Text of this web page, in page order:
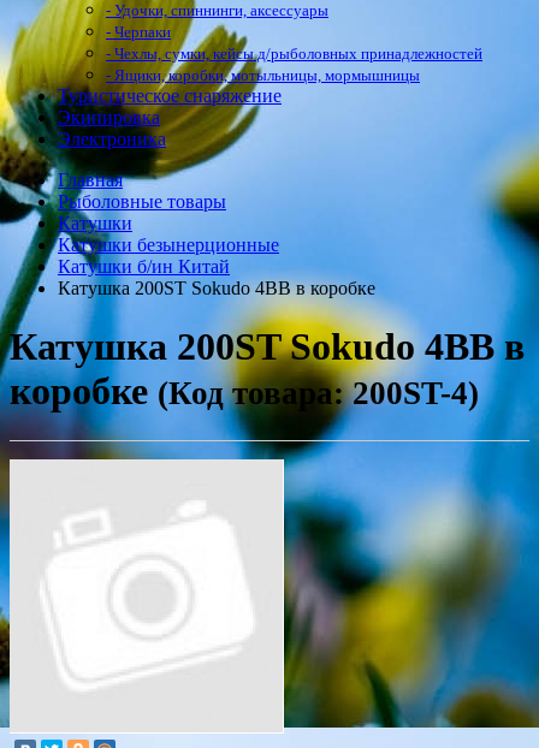
- Удочки, спиннинги, аксессуары
- Черпаки
- Чехлы, сумки, кейсы д/рыболовных принадлежностей
- Ящики, коробки, мотыльницы, мормышницы
Туристическое снаряжение
Экипировка
Электроника
Главная
Рыболовные товары
Катушки
Катушки безынерционные
Катушки б/ин Китай
Катушка 200ST Sokudo 4BB в коробке
Катушка 200ST Sokudo 4BB в
коробке (Код товара: 200ST-4)